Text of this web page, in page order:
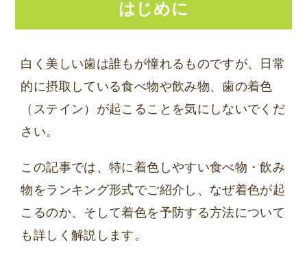
はじめに
白く美しい歯は誰もが憧れるものですが、日常
的に摂取している食べ物や飲み物、歯の着色
（ステイン）が起こることを気にしないでくだ
さい。
この記事では、特に着色しやすい食べ物・飲み
物をランキング形式でご紹介し、なぜ着色が起
こるのか、そして着色を予防する方法について
も詳しく解説します。